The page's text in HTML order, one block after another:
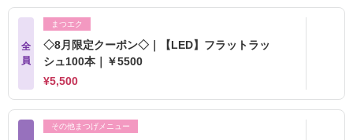
全
員
まつエク
◇8月限定クーポン◇｜【LED】フラットラッ
シュ100本｜￥5500
¥5,500
その他まつげメニュー